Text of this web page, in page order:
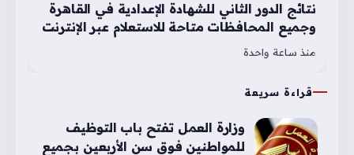
نتائج الدور الثاني للشهادة الإعدادية في القاهرة
وجميع المحافظات متاحة للاستعلام عبر الإنترنت
منذ ساعة واحدة
قراءة سريعة
وزارة العمل تفتح باب التوظيف
للمواطنين فوق سن الأربعين بجميع